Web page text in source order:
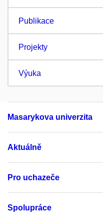
Publikace
Projekty
Výuka
Masarykova univerzita
Aktuálně
Pro uchazeče
Spolupráce